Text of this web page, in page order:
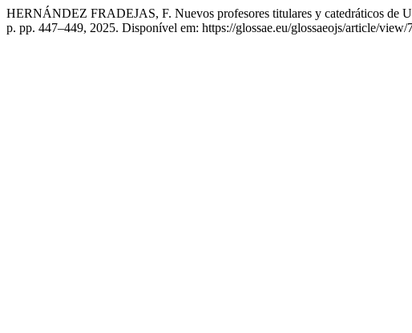
HERNÁNDEZ FRADEJAS, F. Nuevos profesores titulares y catedráticos de
p. pp. 447–449, 2025. Disponível em: https://glossae.eu/glossaeojs/article/view/